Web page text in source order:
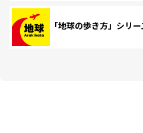
「地球の歩き方」シリ